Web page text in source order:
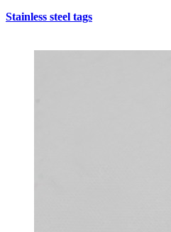
Stainless steel tags